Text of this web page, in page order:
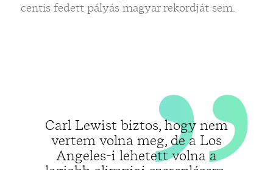
centis fedett pályás magyar rekordját sem.
Carl Lewist biztos, hogy nem
vertem volna meg, de a Los
Angeles-i lehetett volna a